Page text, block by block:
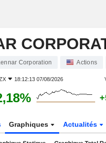
Corporation Actions
18:12:13 07/08/2026
Graphiques Actualités